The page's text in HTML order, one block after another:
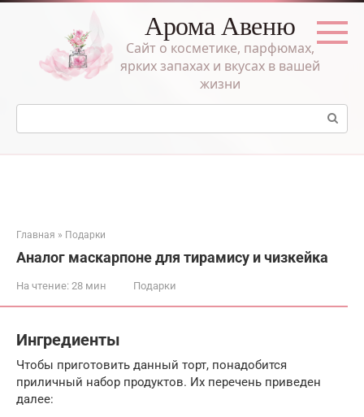
Перейти
Арома Авеню
Сайт о косметике, парфюмах,
ярких запахах и вкусах в вашей
жизни
Поиск:
Главная » Подарки
Аналог маскарпоне для тирамису и чизкейка
На чтение: 28 мин Подарки
Ингредиенты
Чтобы приготовить данный торт, понадобится
приличный набор продуктов. Их перечень приведен
далее: